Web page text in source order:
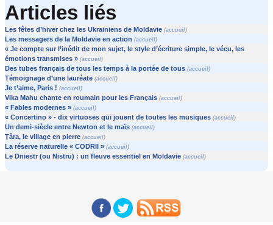
Articles liés
Les fêtes d’hiver chez les Ukrainiens de Moldavie (accueil)
Les messagers de la Moldavie en action (accueil)
« Je compte sur l’inédit de mon sujet, le style d’écriture simple, le vécu, les
émotions transmises » (accueil)
Des tubes français de tous les temps à la portée de tous (accueil)
Témoignage d’une lauréate (accueil)
Je t’aime, Paris ! (accueil)
Vika Mahu chante en roumain pour les Français (accueil)
« Fables modernes » (accueil)
« Concertino » - dix virtuoses qui jouent de toutes les musiques (accueil)
Un demi-siècle entre Newton et le maïs (accueil)
Ţâra, le village en pierre (accueil)
La réserve naturelle « CODRII » (accueil)
Le Dniestr (ou Nistru) : un fleuve essentiel en Moldavie (accueil)